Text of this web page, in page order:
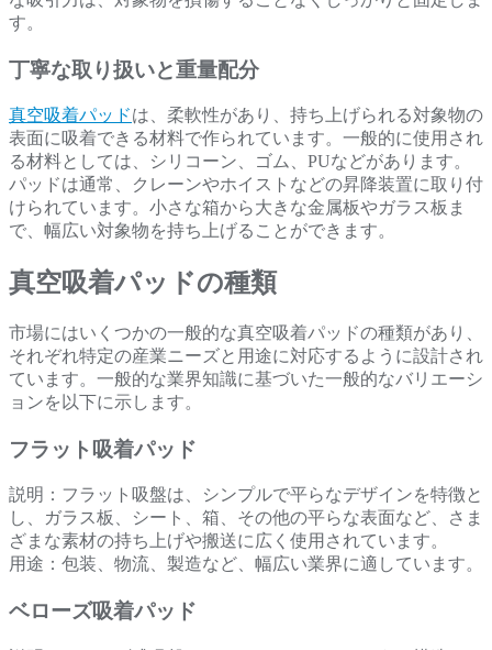
す。
丁寧な取り扱いと重量配分
真空吸着パッドは、柔軟性があり、持ち上げられる対象物の
表面に吸着できる材料で作られています。一般的に使用され
る材料としては、シリコーン、ゴム、PUなどがあります。
パッドは通常、クレーンやホイストなどの昇降装置に取り付
けられています。小さな箱から大きな金属板やガラス板ま
で、幅広い対象物を持ち上げることができます。
真空吸着パッドの種類
市場にはいくつかの一般的な真空吸着パッドの種類があり、
それぞれ特定の産業ニーズと用途に対応するように設計され
ています。一般的な業界知識に基づいた一般的なバリエーシ
ョンを以下に示します。
フラット吸着パッド
説明：フラット吸盤は、シンプルで平らなデザインを特徴と
し、ガラス板、シート、箱、その他の平らな表面など、さま
ざまな素材の持ち上げや搬送に広く使用されています。
用途：包装、物流、製造など、幅広い業界に適しています。
ベローズ吸着パッド